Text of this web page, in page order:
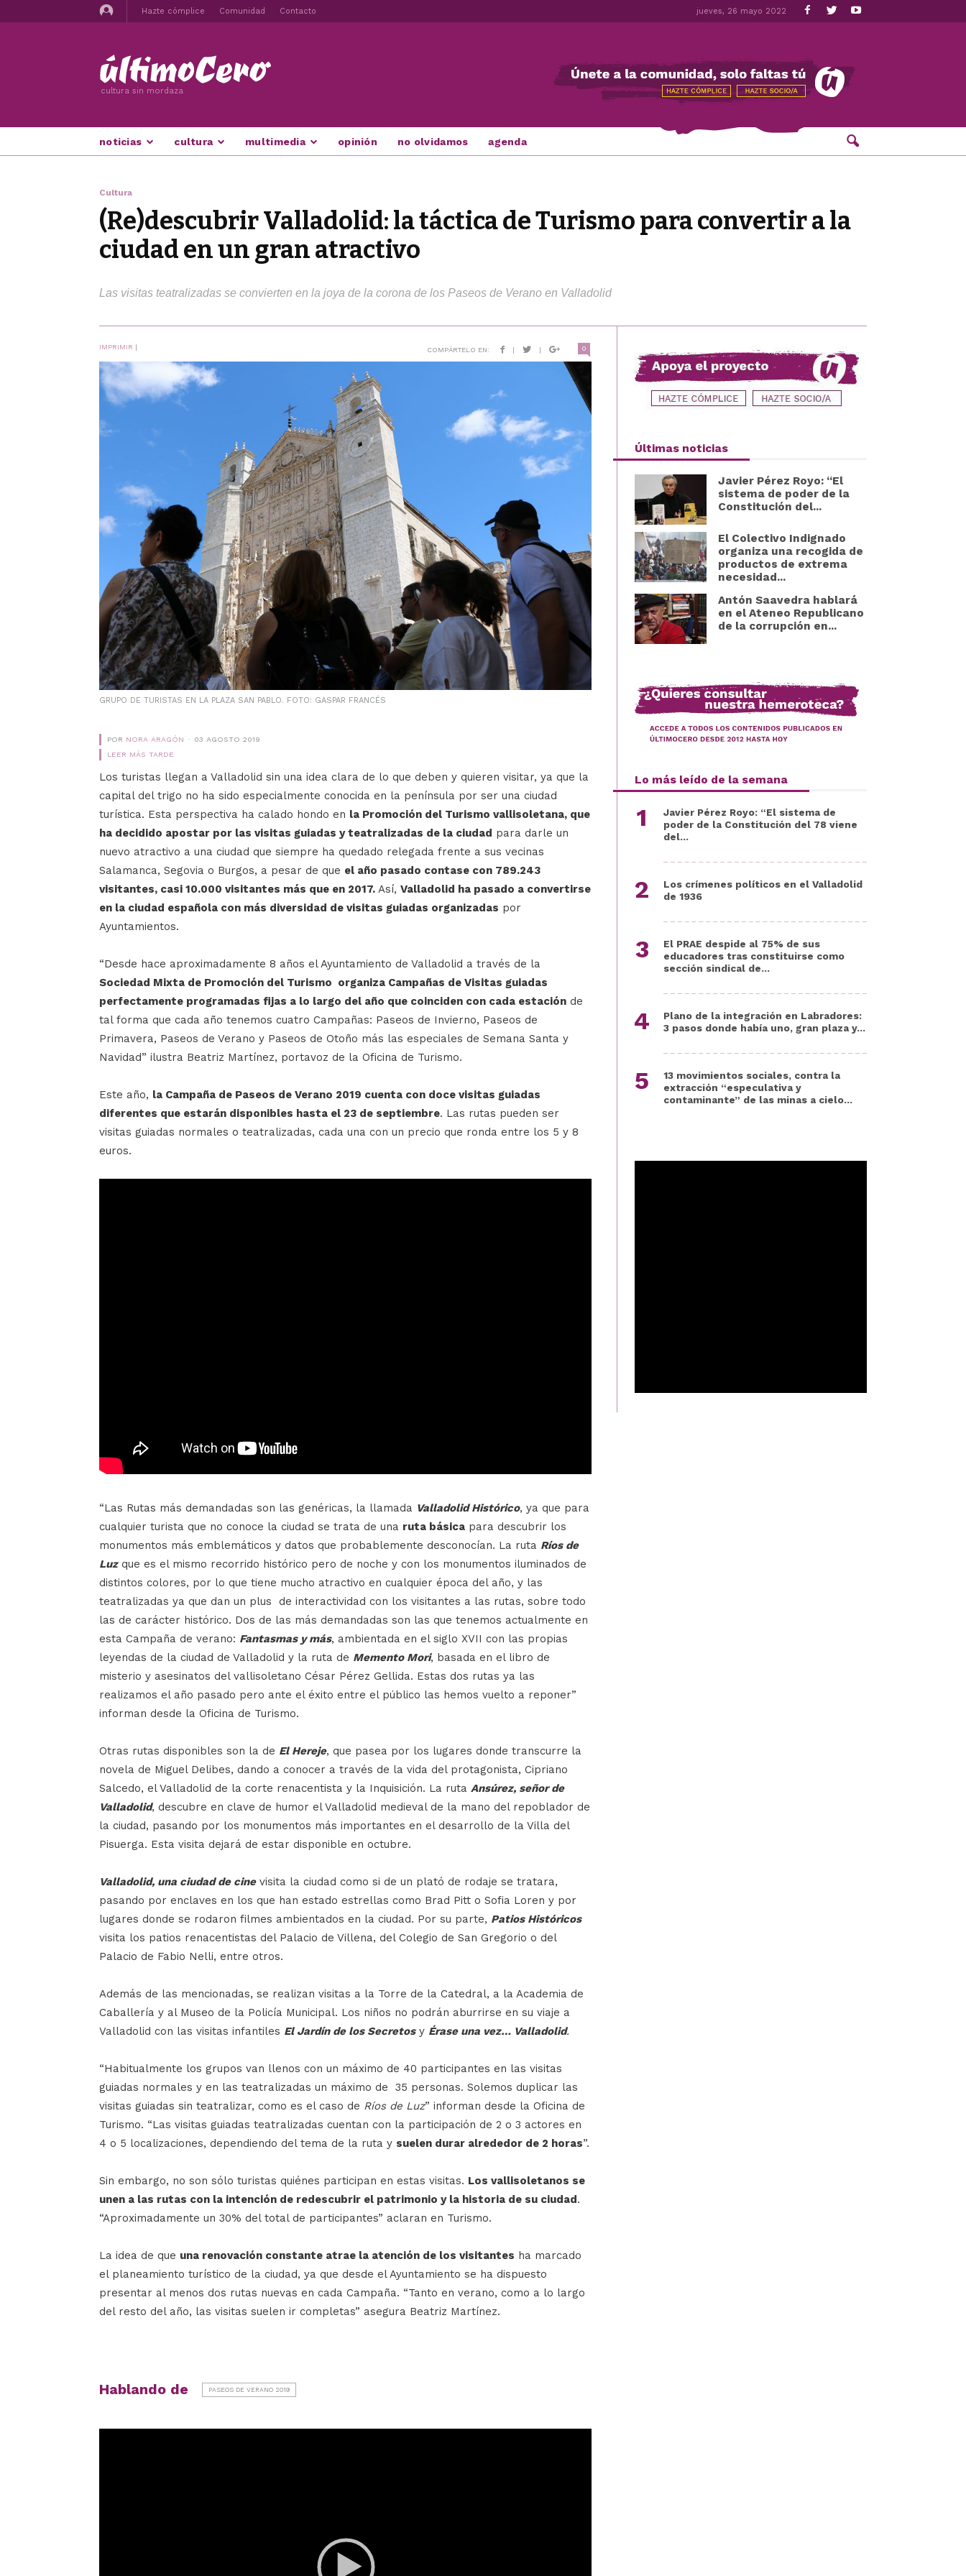
Hazte cómplice Comunidad Contacto jueves, 26 mayo 2022
cultura sin mordaza
noticias cultura multimedia opinión no olvidamos agenda
Cultura
(Re)descubrir Valladolid: la táctica de Turismo para convertir a la
ciudad en un gran atractivo
Las visitas teatralizadas se convierten en la joya de la corona de los Paseos de Verano en Valladolid
IMPRIMIR | COMPÁRTELO EN: | | 0
GRUPO DE TURISTAS EN LA PLAZA SAN PABLO. FOTO: GASPAR FRANCÉS
POR NORA ARAGÓN
03 AGOSTO 2019
LEER MÁS TARDE
Los turistas llegan a Valladolid sin una idea clara de lo que deben y quieren visitar, ya que la
capital del trigo no ha sido especialmente conocida en la península por ser una ciudad
turística. Esta perspectiva ha calado hondo en la Promoción del Turismo vallisoletana, que
ha decidido apostar por las visitas guiadas y teatralizadas de la ciudad para darle un
nuevo atractivo a una ciudad que siempre ha quedado relegada frente a sus vecinas
Salamanca, Segovia o Burgos, a pesar de que el año pasado contase con 789.243
visitantes, casi 10.000 visitantes más que en 2017. Así, Valladolid ha pasado a convertirse
en la ciudad española con más diversidad de visitas guiadas organizadas por
Ayuntamientos.
“Desde hace aproximadamente 8 años el Ayuntamiento de Valladolid a través de la
Sociedad Mixta de Promoción del Turismo organiza Campañas de Visitas guiadas
perfectamente programadas fijas a lo largo del año que coinciden con cada estación de
tal forma que cada año tenemos cuatro Campañas: Paseos de Invierno, Paseos de
Primavera, Paseos de Verano y Paseos de Otoño más las especiales de Semana Santa y
Navidad” ilustra Beatriz Martínez, portavoz de la Oficina de Turismo.
Este año, la Campaña de Paseos de Verano 2019 cuenta con doce visitas guiadas
diferentes que estarán disponibles hasta el 23 de septiembre. Las rutas pueden ser
visitas guiadas normales o teatralizadas, cada una con un precio que ronda entre los 5 y 8
euros.
“Las Rutas más demandadas son las genéricas, la llamada Valladolid Histórico, ya que para
cualquier turista que no conoce la ciudad se trata de una ruta básica para descubrir los
monumentos más emblemáticos y datos que probablemente desconocían. La ruta Ríos de
Luzque es el mismo recorrido histórico pero de noche y con los monumentos iluminados de
distintos colores, por lo que tiene mucho atractivo en cualquier época del año, y las
teatralizadas ya que dan un plus de interactividad con los visitantes a las rutas, sobre todo
las de carácter histórico. Dos de las más demandadas son las que tenemos actualmente en
esta Campaña de verano: Fantasmas y más, ambientada en el siglo XVII con las propias
leyendas de la ciudad de Valladolid y la ruta de Memento Mori, basada en el libro de
misterio y asesinatos del vallisoletano César Pérez Gellida. Estas dos rutas ya las
realizamos el año pasado pero ante el éxito entre el público las hemos vuelto a reponer”
informan desde la Oficina de Turismo.
Otras rutas disponibles son la de El Hereje, que pasea por los lugares donde transcurre la
novela de Miguel Delibes, dando a conocer a través de la vida del protagonista, Cipriano
Salcedo, el Valladolid de la corte renacentista y la Inquisición. La ruta Ansúrez, señor de
Valladolid, descubre en clave de humor el Valladolid medieval de la mano del repoblador de
la ciudad, pasando por los monumentos más importantes en el desarrollo de la Villa del
Pisuerga. Esta visita dejará de estar disponible en octubre.
Valladolid, una ciudad de cine visita la ciudad como si de un plató de rodaje se tratara,
pasando por enclaves en los que han estado estrellas como Brad Pitt o Sofia Loren y por
lugares donde se rodaron filmes ambientados en la ciudad. Por su parte, Patios Históricos
visita los patios renacentistas del Palacio de Villena, del Colegio de San Gregorio o del
Palacio de Fabio Nelli, entre otros.
Además de las mencionadas, se realizan visitas a la Torre de la Catedral, a la Academia de
Caballería y al Museo de la Policía Municipal. Los niños no podrán aburrirse en su viaje a
Valladolid con las visitas infantiles El Jardín de los Secretos y Érase una vez… Valladolid.
“Habitualmente los grupos van llenos con un máximo de 40 participantes en las visitas
guiadas normales y en las teatralizadas un máximo de 35 personas. Solemos duplicar las
visitas guiadas sin teatralizar, como es el caso de Ríos de Luz” informan desde la Oficina de
Turismo. “Las visitas guiadas teatralizadas cuentan con la participación de 2 o 3 actores en
4 o 5 localizaciones, dependiendo del tema de la ruta y suelen durar alrededor de 2 horas”.
Sin embargo, no son sólo turistas quiénes participan en estas visitas. Los vallisoletanos se
unen a las rutas con la intención de redescubrir el patrimonio y la historia de su ciudad.
“Aproximadamente un 30% del total de participantes” aclaran en Turismo.
La idea de que una renovación constante atrae la atención de los visitantes ha marcado
el planeamiento turístico de la ciudad, ya que desde el Ayuntamiento se ha dispuesto
presentar al menos dos rutas nuevas en cada Campaña. “Tanto en verano, como a lo largo
del resto del año, las visitas suelen ir completas” asegura Beatriz Martínez.
Hablando de PASEOS DE VERANO 2019
Últimas noticias
Javier Pérez Royo: “El
sistema de poder de la
Constitución del...
El Colectivo Indignado
organiza una recogida de
productos de extrema
necesidad...
Antón Saavedra hablará
en el Ateneo Republicano
de la corrupción en...
Lo más leído de la semana
Javier Pérez Royo: “El sistema de
poder de la Constitución del 78 viene
del...
Los crímenes políticos en el Valladolid
de 1936
El PRAE despide al 75% de sus
educadores tras constituirse como
sección sindical de...
Plano de la integración en Labradores:
3 pasos donde había uno, gran plaza y...
13 movimientos sociales, contra la
extracción “especulativa y
contaminante” de las minas a cielo...